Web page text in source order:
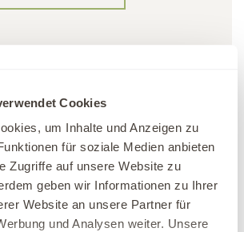
Cookies
um Inhalte und Anzeigen zu
für soziale Medien anbieten
Zugriffe auf unsere Website zu
geben wir Informationen zu Ihrer
Website an unsere Partner für
und Analysen weiter. Unsere
ÖFFNUNGSZEITEN
JOBS
MEDIEN